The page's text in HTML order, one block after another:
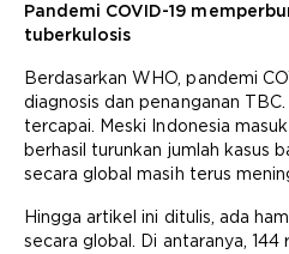
Pandemi COVID-19
tuberkulosis
Berdasarkan WHO, pandemi
diagnosis dan penanganan
tercapai. Meski Indonesia
berhasil turunkan jumlah kasus
secara global masih terus
Hingga artikel ini ditulis, ada
secara global. Di antaranya, 144